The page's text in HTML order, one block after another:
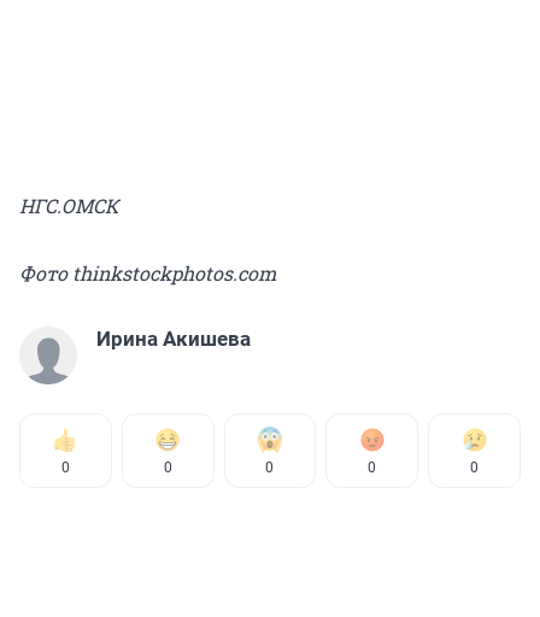
НГС.ОМСК
Фото thinkstockphotos.com
Ирина Акишева
0 0 0 0 0